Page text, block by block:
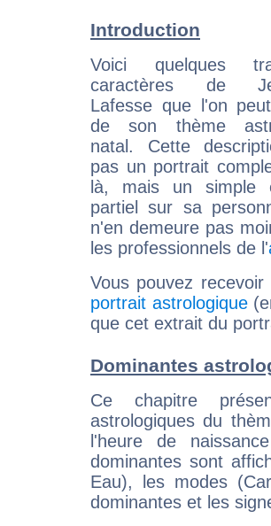
Introduction
Voici quelques
caractères de
Lafesse que l'on
de son thème
natal. Cette
pas un portrait
là, mais un simple
partiel sur sa
n'en demeure pas
les professionnels de l'
Vous pouvez
portrait astrologique
que cet extrait du
Dominantes
Ce chapitre
astrologiques du
l'heure de
dominantes sont
Eau), les modes
dominantes et les